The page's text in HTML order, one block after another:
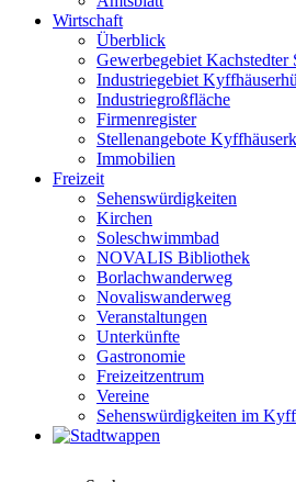
Wirtschaft
Überblick
Gewerbegebiet Kachstedter
Industriegebiet
Industriegroßfläche
Firmenregister
Stellenangebote
Immobilien
Freizeit
Sehenswürdigkeiten
Kirchen
Soleschwimmbad
NOVALIS Bibliothek
Borlachwanderweg
Novaliswanderweg
Veranstaltungen
Unterkünfte
Gastronomie
Freizeitzentrum
Vereine
Sehenswürdigkeiten im